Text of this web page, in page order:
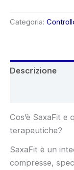
Categoria:
Descrizione
Cos’è SaxaFit e
terapeutiche?
SaxaFit è un
compresse,